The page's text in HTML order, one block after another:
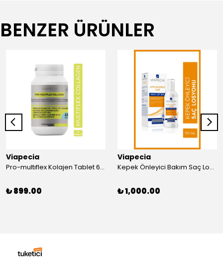
BENZER ÜRÜNLER
Viapecia
Pro-multıflex Kolajen Tablet 60 Adet Bağ Doku Güçlenmesi
₺ 899.00
Viapecia
Kepek Önleyici Bakım Saç Losyonu Saç Derisindeki Döküntü Kaşıntı & Sebumunu Engeller 150ml
₺ 1,000.00